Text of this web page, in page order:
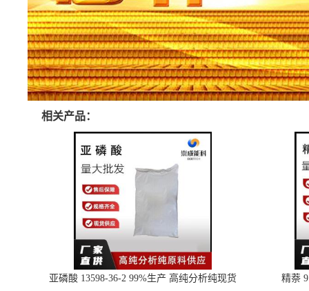
相关产品：
亚磷酸 13598-36-2 99%生产 高纯分析纯现货 精萘